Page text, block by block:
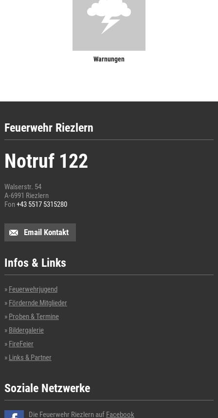
Warnungen
Feuerwehr Riezlern
Notruf 122
Walserstr. 54
A-6991 Riezlern
Fon+43 5517 5315280
Email Kontakt
Infos & Links
Feuerwehrjugend
Fördernde Mitglieder
Proben & Termine
Bildergalerie
FireFeier
Links & Partner
Soziale Netzwerke
Die Feuerwehr Riezlern auf Facebook